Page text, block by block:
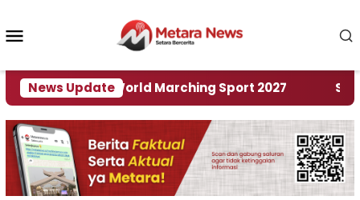
konten
News Update
Rumah World Marching Sport 2027 ‎Soal